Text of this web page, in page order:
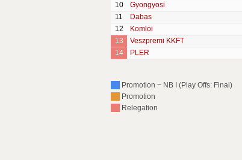
10
Gyongyosi
11
Dabas
12
Komloi
13
Veszpremi KKFT
14
PLER
Promotion ~ NB I (Play Offs: Final)
Promotion
Relegation